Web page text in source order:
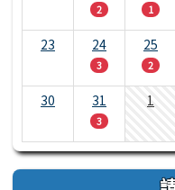
2 1
23 24
3
25
2
30 31
3
1